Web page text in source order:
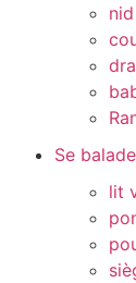
Se
lit